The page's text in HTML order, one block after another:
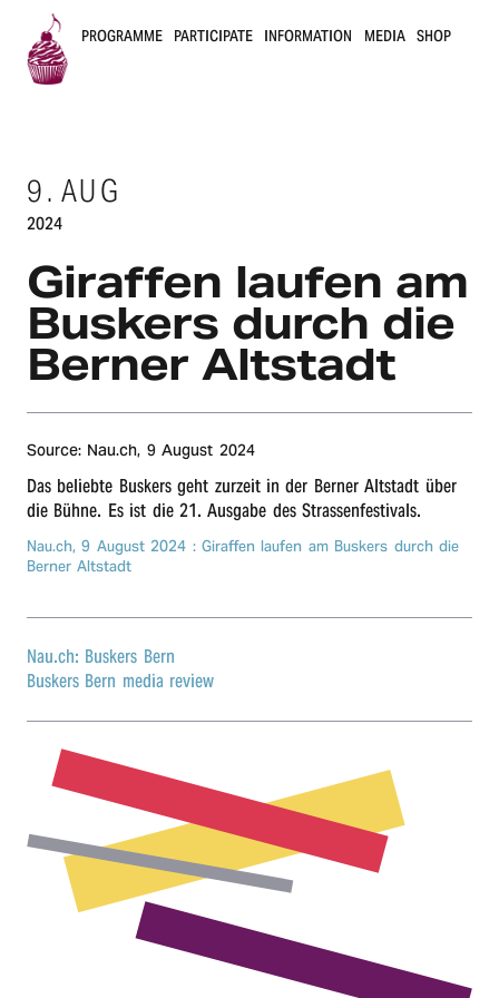
s
k
e
r
s
B
e
r
n
PROGRAMME PARTICIPATE INFORMATION MEDIA SHOP
9. AUG
2024
Giraffen laufen am
Buskers durch die
Berner Altstadt
Source: Nau.ch, 9 August 2024
Das belieb­te Buskers geht zurzeit in der Berner Altstadt über
die Bühne. Es ist die 21. Ausga­be des Strassenfestivals.
Nau.ch,9 August 2024 : Giraf­fen laufen am Buskers durch die
Berner Altstadt
Nau.ch: Buskers Bern
Buskers Bern media review